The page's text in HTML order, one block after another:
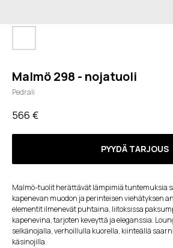
Malmö 298 - nojatuoli
Pedrali
566 €
PYYDÄ TARJOUS
Malmö-tuolit herättävät lämpimiä tuntemuksia
kapenevan muodon ja perinteisen viehätyksen
elementit ilmenevät puhtaina, liitoksissa
kapenevina, tarjoten keveyttä ja eleganssia.
selkänojalla, verhoillulla kuorella, kiinteällä
käsinojilla.